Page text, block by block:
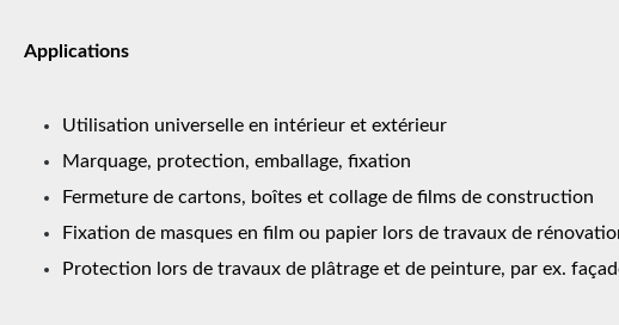
Applications
Utilisation universelle en intérieur et extérieur
Marquage, protection, emballage, fixation
Fermeture de cartons, boîtes et collage de films de construction
Fixation de masques en film ou papier lors de travaux de
Protection lors de travaux de plâtrage et de peinture, par ex.